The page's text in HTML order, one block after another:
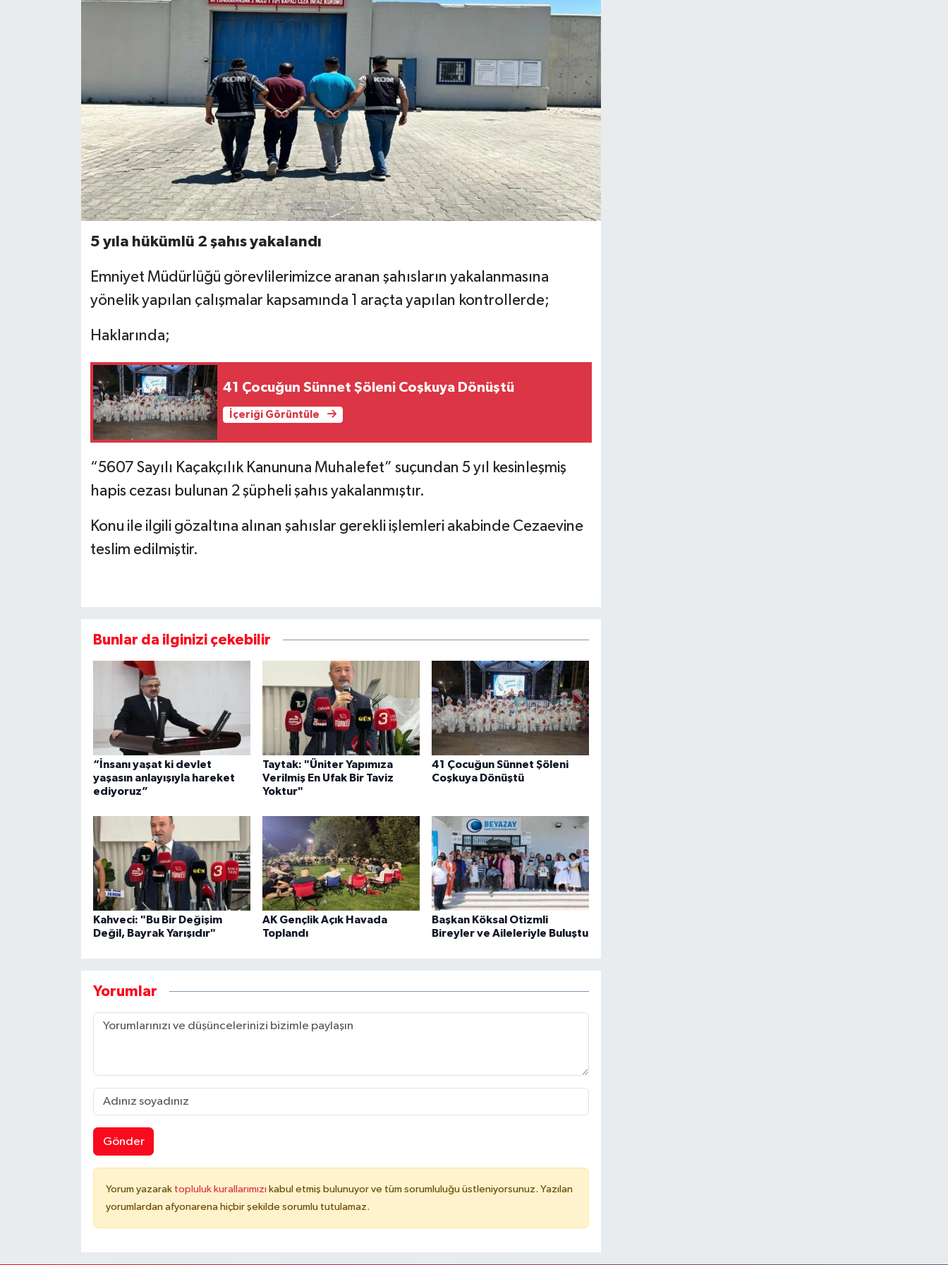
5 yıla hükümlü 2 şahıs yakalandı
Emniyet Müdürlüğü görevlilerimizce aranan şahısların yakalanmasına
yönelik yapılan çalışmalar kapsamında 1 araçta yapılan kontrollerde;
Haklarında;
41 Çocuğun Sünnet Şöleni Coşkuya Dönüştü
İçeriği Görüntüle
“5607 Sayılı Kaçakçılık Kanununa Muhalefet” suçundan 5 yıl kesinleşmiş
hapis cezası bulunan 2 şüpheli şahıs yakalanmıştır.
Konu ile ilgili gözaltına alınan şahıslar gerekli işlemleri akabinde Cezaevine
teslim edilmiştir.
Bunlar da ilginizi çekebilir
“İnsanı yaşat ki devlet
yaşasın anlayışıyla hareket
ediyoruz”
Taytak: "Üniter Yapımıza
Verilmiş En Ufak Bir Taviz
Yoktur"
41 Çocuğun Sünnet Şöleni
Coşkuya Dönüştü
Kahveci: "Bu Bir Değişim
Değil, Bayrak Yarışıdır"
AK Gençlik Açık Havada
Toplandı
Başkan Köksal Otizmli
Bireyler ve Aileleriyle Buluştu
Yorumlar
Gönder
Yorum yazarak topluluk kurallarımızı kabul etmiş bulunuyor ve tüm sorumluluğu üstleniyorsunuz. Yazılan
yorumlardan afyonarena hiçbir şekilde sorumlu tutulamaz.